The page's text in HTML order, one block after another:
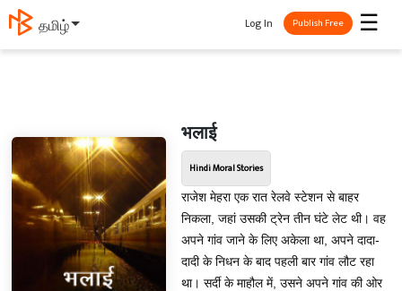
தமிழ் ☰
Log In Publish Free
भलाई
Hindi Moral Stories
राजेश मेहरा एक रात रेलवे स्टेशन से बाहर
निकला, जहां उसकी ट्रेन तीन घंटे लेट थी। वह
अपने गांव जाने के लिए अकेला था, अपने दादा-
दादी के निधन के बाद पहली बार गांव लौट रहा
था। सर्दी के माहौल में, उसने अपने गांव की ओर